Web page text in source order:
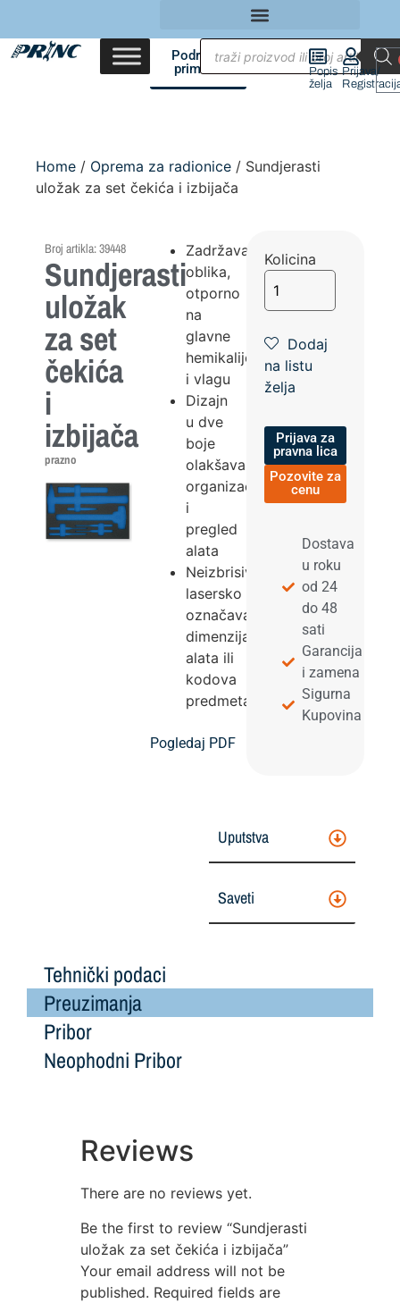
Područja
primene
Popis
želja
Prijava/
Home / Oprema za radionice / Sundjerasti
uložak za set čekića i izbijača
Broj artikla: 39448
Sundjerasti
uložak
za set
čekića
i
izbijača
prazno
Zadržavanje
oblika,
otporno
na
glavne
hemikalije
i vlagu
Dizajn
u dve
boje
olakšava
organizaciju
i
pregled
alata
Neizbrisivo
lasersko
označavanje
dimenzija
alata ili
kodova
predmeta.
Pogledaj PDF
Kolicina
Dodaj
na listu
želja
Prijava za
pravna lica
Pozovite za
cenu
Dostava
u roku
od 24
do 48
sati
Garancija
i zamena
Sigurna
Kupovina
Uputstva
Saveti
Tehnički podaci
Preuzimanja
Pribor
Neophodni Pribor
Reviews
There are no reviews yet.
Be the first to review “Sundjerasti
uložak za set čekića i izbijača”
Your email address will not be
published. Required fields are